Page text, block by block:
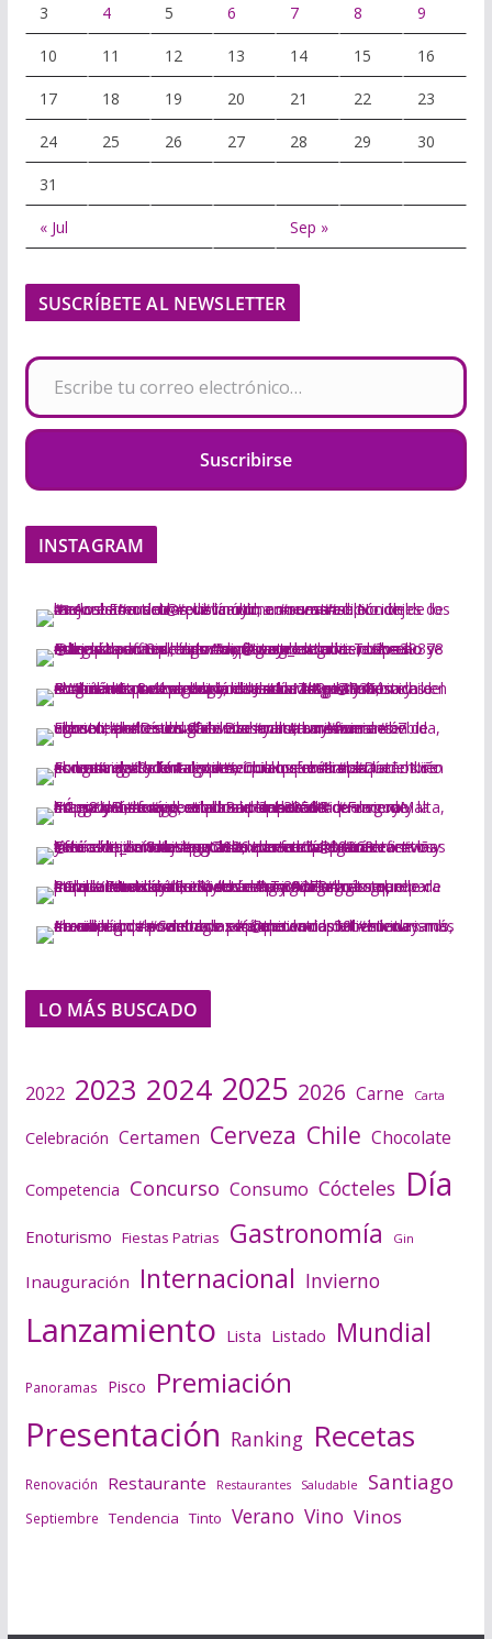
3 4 5 6 7 8 9
10 11 12 13 14 15 16
17 18 19 20 21 22 23
24 25 26 27 28 29 30
31
« Jul Sep »
SUSCRÍBETE AL NEWSLETTER
Escribe tu correo electrónico…
Suscribirse
INSTAGRAM
LO MÁS BUSCADO
2022 2023 2024 2025 2026 Carne Carta
Celebración Certamen Cerveza Chile Chocolate
Competencia Concurso Consumo Cócteles Día
Enoturismo Fiestas Patrias Gastronomía Gin
Inauguración Internacional Invierno
Lanzamiento Lista Listado Mundial
Panoramas Pisco Premiación
Presentación Ranking Recetas
Renovación Restaurante Restaurantes Saludable Santiago
Septiembre Tendencia Tinto Verano Vino Vinos